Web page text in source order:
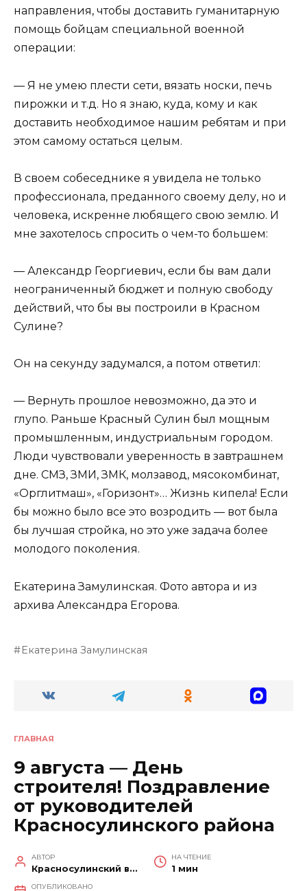
направления, чтобы доставить гуманитарную
помощь бойцам специальной военной
операции:
— Я не умею плести сети, вязать носки, печь
пирожки и т.д. Но я знаю, куда, кому и как
доставить необходимое нашим ребятам и при
этом самому остаться целым.
В своем собеседнике я увидела не только
профессионала, преданного своему делу, но и
человека, искренне любящего свою землю. И
мне захотелось спросить о чем-то большем:
— Александр Георгиевич, если бы вам дали
неограниченный бюджет и полную свободу
действий, что бы вы построили в Красном
Сулине?
Он на секунду задумался, а потом ответил:
— Вернуть прошлое невозможно, да это и
глупо. Раньше Красный Сулин был мощным
промышленным, индустриальным городом.
Люди чувствовали уверенность в завтрашнем
дне. СМЗ, ЗМИ, ЗМК, молзавод, мясокомбинат,
«Орглитмаш», «Горизонт»… Жизнь кипела! Если
бы можно было все это возродить — вот была
бы лучшая стройка, но это уже задача более
молодого поколения.
Екатерина Замулинская. Фото автора и из
архива Александра Егорова.
Екатерина Замулинская
ГЛАВНАЯ
9 августа — День
строителя! Поздравление
от руководителей
Красносулинского района
АВТОР
Красносулинский вестник
НА ЧТЕНИЕ
1 мин
ОПУБЛИКОВАНО